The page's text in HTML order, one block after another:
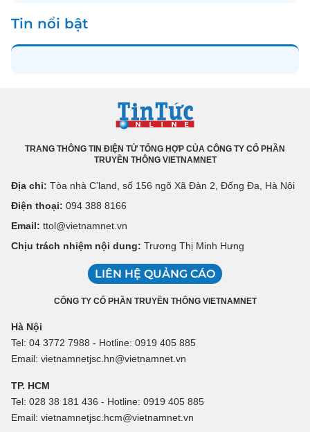
Tin nổi bật
TRANG THÔNG TIN ĐIỆN TỬ TỔNG HỢP CỦA CÔNG TY CỔ PHẦN
TRUYỀN THÔNG VIETNAMNET
Địa chỉ: Tòa nhà C’land, số 156 ngõ Xã Đàn 2, Đống Đa, Hà Nội
Điện thoại: 094 388 8166
Email: ttol@vietnamnet.vn
Chịu trách nhiệm nội dung: Trương Thị Minh Hưng
LIÊN HỆ QUẢNG CÁO
CÔNG TY CỔ PHẦN TRUYỀN THÔNG VIETNAMNET
Hà Nội
Tel: 04 3772 7988 - Hotline: 0919 405 885
Email: vietnamnetjsc.hn@vietnamnet.vn
TP. HCM
Tel: 028 38 181 436 - Hotline: 0919 405 885
Email: vietnamnetjsc.hcm@vietnamnet.vn